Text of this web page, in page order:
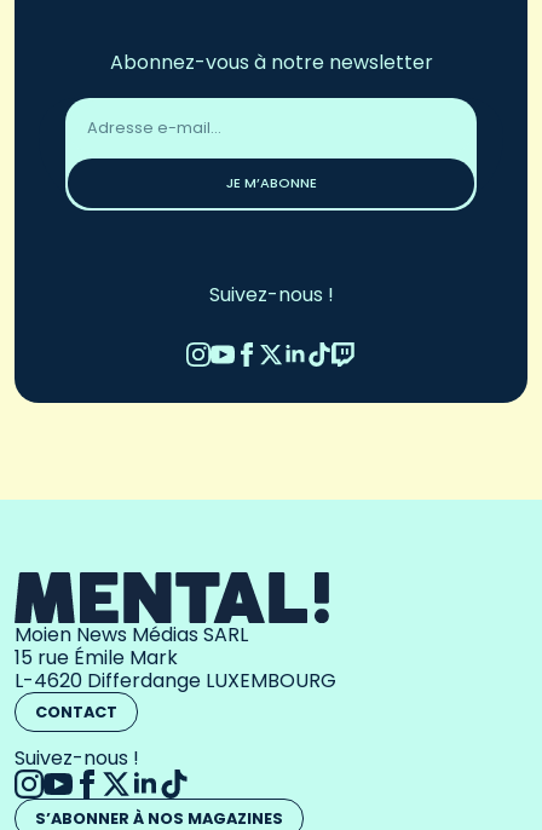
Abonnez-vous à notre newsletter
Adresse
email
JE M’ABONNE
Suivez-nous !
Moien News Médias SARL
15 rue Émile Mark
L-4620 Differdange LUXEMBOURG
CONTACT
Suivez-nous !
S’ABONNER À NOS MAGAZINES